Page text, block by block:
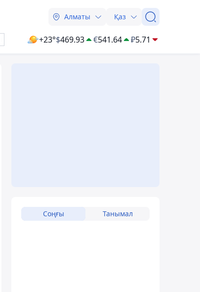
Алматы Қаз
+23°$469.93 €541.64 ₽5.71
Соңғы Танымал